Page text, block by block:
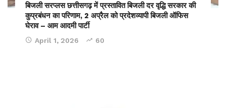
बिजली सरप्लस छत्तीसगढ़ में प्रस्तावित बिजली दर वृद्धि सरकार की
कुप्रबंधन का परिणाम, 2 अप्रैल को प्रदेशव्यापी बिजली ऑफिस
घेराव – आम आदमी पार्टी
April 1, 2026 60